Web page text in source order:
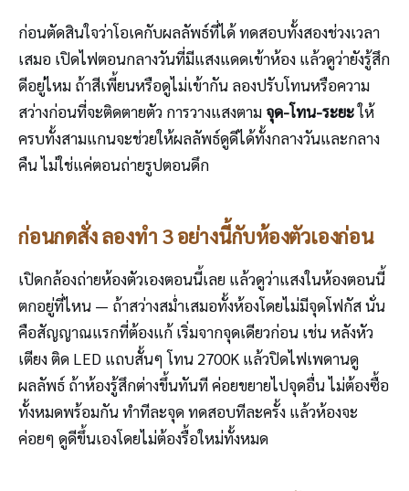
ก่อนตัดสินใจว่าโอเคกับผลลัพธ์ที่ได้ ทดสอบทั้งสองช่วงเวลา
เสมอ เปิดไฟตอนกลางวันที่มีแสงแดดเข้าห้อง แล้วดูว่ายังรู้สึก
ดีอยู่ไหม ถ้าสีเพี้ยนหรือดูไม่เข้ากัน ลองปรับโทนหรือความ
สว่างก่อนที่จะติดตายตัว การวางแสงตาม จุด-โทน-ระยะให้
ครบทั้งสามแกนจะช่วยให้ผลลัพธ์ดูดีได้ทั้งกลางวันและกลาง
คืน ไม่ใช่แค่ตอนถ่ายรูปตอนดึก
ก่อนกดสั่ง ลองทำ 3 อย่างนี้กับห้องตัวเองก่อน
เปิดกล้องถ่ายห้องตัวเองตอนนี้เลย แล้วดูว่าแสงในห้องตอนนี้
ตกอยู่ที่ไหน — ถ้าสว่างสม่ำเสมอทั้งห้องโดยไม่มีจุดโฟกัส นั่น
คือสัญญาณแรกที่ต้องแก้ เริ่มจากจุดเดียวก่อน เช่น หลังหัว
เตียง ติด LED แถบสั้นๆ โทน 2700K แล้วปิดไฟเพดานดู
ผลลัพธ์ ถ้าห้องรู้สึกต่างขึ้นทันที ค่อยขยายไปจุดอื่น ไม่ต้องซื้อ
ทั้งหมดพร้อมกัน ทำทีละจุด ทดสอบทีละครั้ง แล้วห้องจะ
ค่อยๆ ดูดีขึ้นเองโดยไม่ต้องรื้อใหม่ทั้งหมด